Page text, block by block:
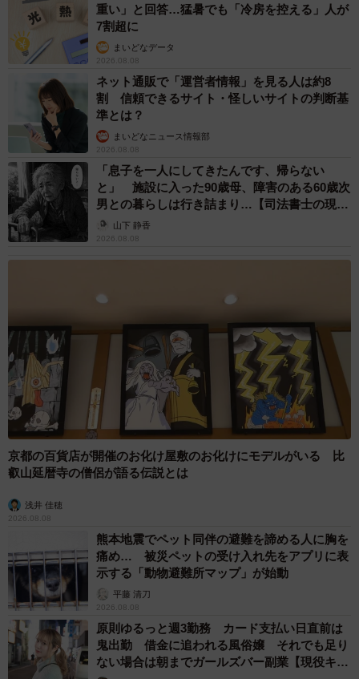
重い」と回答…猛暑でも「冷房を控える」人が
7割超に
まいどなデータ
2026.08.08
ネット通販で「運営者情報」を見る人は約8
割 信頼できるサイト・怪しいサイトの判断基
準とは？
まいどなニュース情報部
2026.08.08
「息子を一人にしてきたんです、帰らない
と」 施設に入った90歳母、障害のある60歳次
男との暮らしは行き詰まり…【司法書士の現場
から】山下 静香
2026.08.08
京都の百貨店が開催のお化け屋敷のお化けにモデルがいる 比
叡山延暦寺の僧侶が語る伝説とは
浅井 佳穂
2026.08.08
熊本地震でペット同伴の避難を諦める人に胸を
痛め… 被災ペットの受け入れ先をアプリに表
示する「動物避難所マップ」が始動
平藤 清刀
2026.08.08
原則ゆるっと週3勤務 カード支払い日直前は
鬼出勤 借金に追われる風俗嬢 それでも足り
ない場合は朝までガールズバー副業【現役キャ